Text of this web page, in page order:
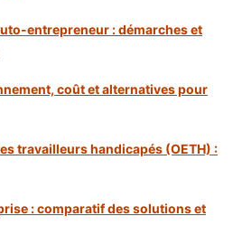
entrepreneur : démarches et
coût et alternatives pour
travailleurs handicapés (OETH) :
: comparatif des solutions et